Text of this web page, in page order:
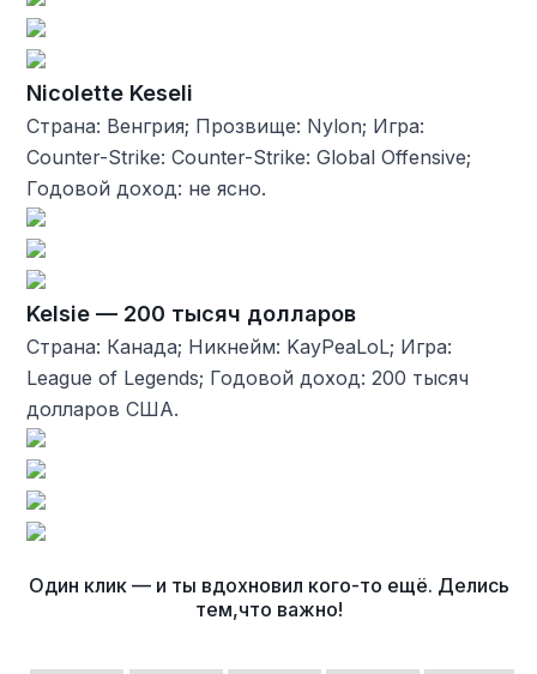
Nicolette Keseli
Страна: Венгрия; Прозвище: Nylon; Игра:
Counter-Strike: Counter-Strike: Global Offensive;
Годовой доход: не ясно.
Kelsie — 200 тысяч долларов
Страна: Канада; Никнейм: KayPeaLoL; Игра:
League of Legends; Годовой доход: 200 тысяч
долларов США.